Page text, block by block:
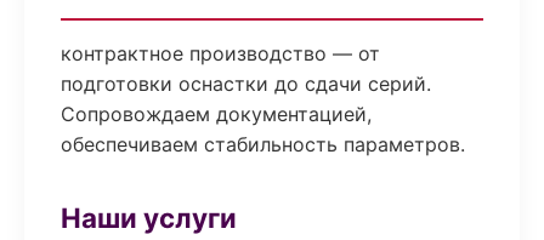
контрактное производство — от
подготовки оснастки до сдачи серий.
Сопровождаем документацией,
обеспечиваем стабильность параметров.
Наши услуги